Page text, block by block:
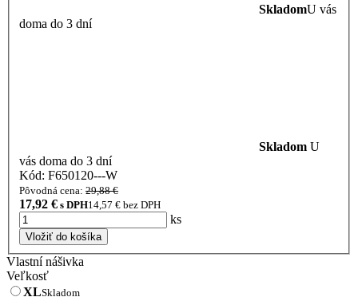
SkladomU vás
doma do 3 dní
Skladom U
vás doma do 3 dní
Kód: F650120---W
Pôvodná cena: 29,88 €
17,92 € s DPH14,57 € bez DPH
ks
Vložiť do košíka
Vlastní nášivka
Veľkosť
XLSkladom